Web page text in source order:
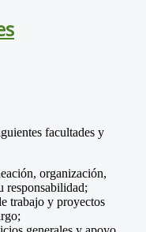
facultades y
organización,
responsabilidad;
trabajo y proyectos